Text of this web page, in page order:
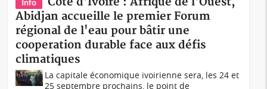
Info
Abidjan accueille le premier Forum
régional de l'eau pour bâtir une
cooperation durable face aux défis
climatiques
La capitale économique ivoirienne sera, les 24 et
25 septembre prochains, le point de